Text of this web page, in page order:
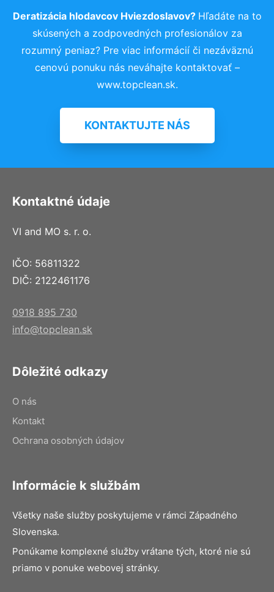
Deratizácia hlodavcov Hviezdoslavov? Hľadáte na to
skúsených a zodpovedných profesionálov za
rozumný peniaz? Pre viac informácií či nezáväznú
cenovú ponuku nás neváhajte kontaktovať –
www.topclean.sk.
KONTAKTUJTE NÁS
Kontaktné údaje
VI and MO s. r. o.
IČO: 56811322
DIČ: 2122461176
0918 895 730
info@topclean.sk
Dôležité odkazy
O nás
Kontakt
Ochrana osobných údajov
Informácie k službám
Všetky naše služby poskytujeme v rámci Západného
Slovenska.
Ponúkame komplexné služby vrátane tých, ktoré nie sú
priamo v ponuke webovej stránky.